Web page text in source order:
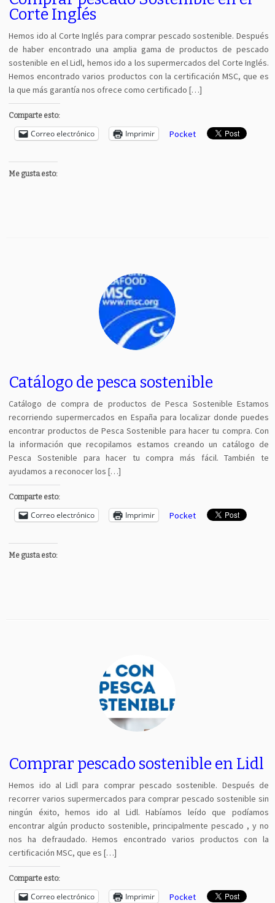
Corte Inglés
Hemos ido al Corte Inglés para comprar pescado sostenible. Después
de haber encontrado una amplia gama de productos de pescado
sostenible en el Lidl, hemos ido a los supermercados del Corte Inglés.
Hemos encontrado varios productos con la certificación MSC, que es
la que más garantía nos ofrece como certificado […]
Comparte esto:
Correo electrónico Imprimir Pocket
Me gusta esto:
Catálogo de pesca sostenible
Catálogo de compra de productos de Pesca Sostenible Estamos
recorriendo supermercados en España para localizar donde puedes
encontrar productos de Pesca Sostenible para hacer tu compra. Con
la información que recopilamos estamos creando un catálogo de
Pesca Sostenible para hacer tu compra más fácil. También te
ayudamos a reconocer los […]
Comparte esto:
Correo electrónico Imprimir Pocket
Me gusta esto:
Comprar pescado sostenible en Lidl
Hemos ido al Lidl para comprar pescado sostenible. Después de
recorrer varios supermercados para comprar pescado sostenible sin
ningún éxito, hemos ido al Lidl. Habíamos leído que podíamos
encontrar algún producto sostenible, principalmente pescado , y no
nos ha defraudado. Hemos encontrado varios productos con la
certificación MSC, que es […]
Comparte esto:
Correo electrónico Imprimir Pocket